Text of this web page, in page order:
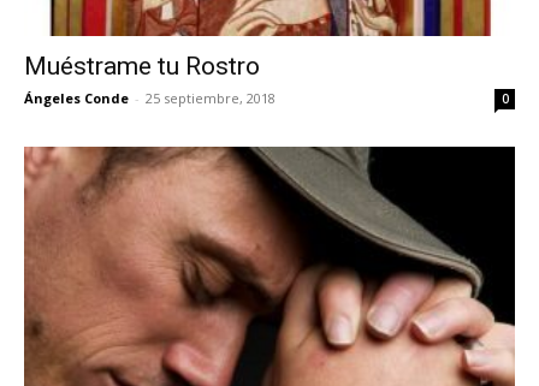
Muéstrame tu Rostro
Ángeles Conde - 25 septiembre, 2018 0